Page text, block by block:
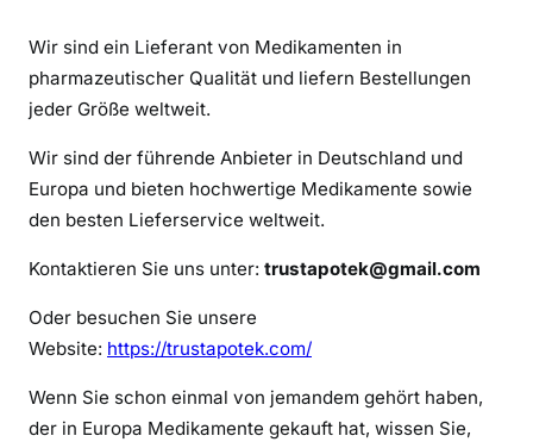
k
e
i
n
d
l
l
Wir sind ein Lieferant von Medikamenten in
pharmazeutischer Qualität und liefern Bestellungen
jeder Größe weltweit.
Wir sind der führende Anbieter in Deutschland und
Europa und bieten hochwertige Medikamente sowie
den besten Lieferservice weltweit.
Kontaktieren Sie uns unter: trustapotek@gmail.com
Oder besuchen Sie unsere
Website: https://trustapotek.com/
Wenn Sie schon einmal von jemandem gehört haben,
der in Europa Medikamente gekauft hat, wissen Sie,